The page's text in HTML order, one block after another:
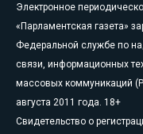
Электронное
«Парламентская газета»
Федеральной службе по
связи, информационных
массовых коммуникаций
августа 2011 года. 18+
Свидетельство о